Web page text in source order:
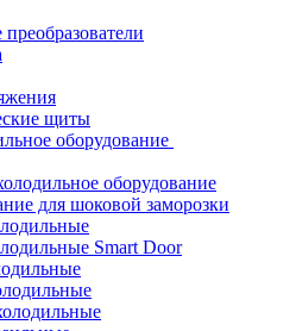
щиты
оборудование
оборудование
для шоковой заморозки
Smart Door